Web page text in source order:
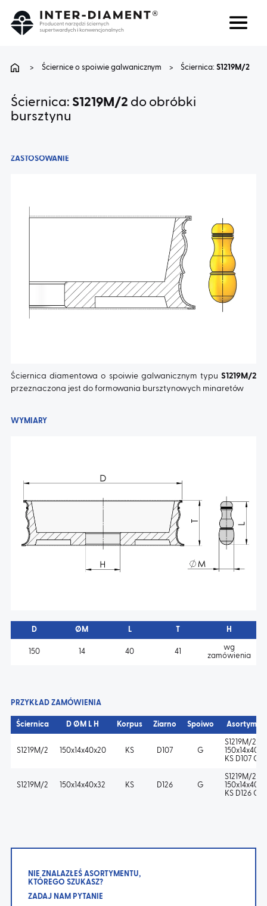
USŁUGI
AKTUALNOŚCI
> Ściernice o spoiwie galwanicznym > Ściernica:S1219M/2
Ściernica: S1219M/2 do obróbki
bursztynu
ZASTOSOWANIE
Ściernica diamentowa o spoiwie galwanicznym typuS1219M/2
przeznaczona jest do formowania bursztynowych minaretów
WYMIARY
D ØM L T H
150 14 40 41
wg
zamówienia
PRZYKŁAD ZAMÓWIENIA
Ściernica D ØM L H Korpus Ziarno Spoiwo
S1219M/2 150x14x40x20 KS D107 G
S1219M/2-
KS D107 G
S1219M/2 150x14x40x32 KS D126 G
S1219M/2-
KS D126 G
NIE ZNALAZŁEŚ ASORTYMENTU,
KTÓREGO SZUKASZ?
ZADAJ NAM PYTANIE